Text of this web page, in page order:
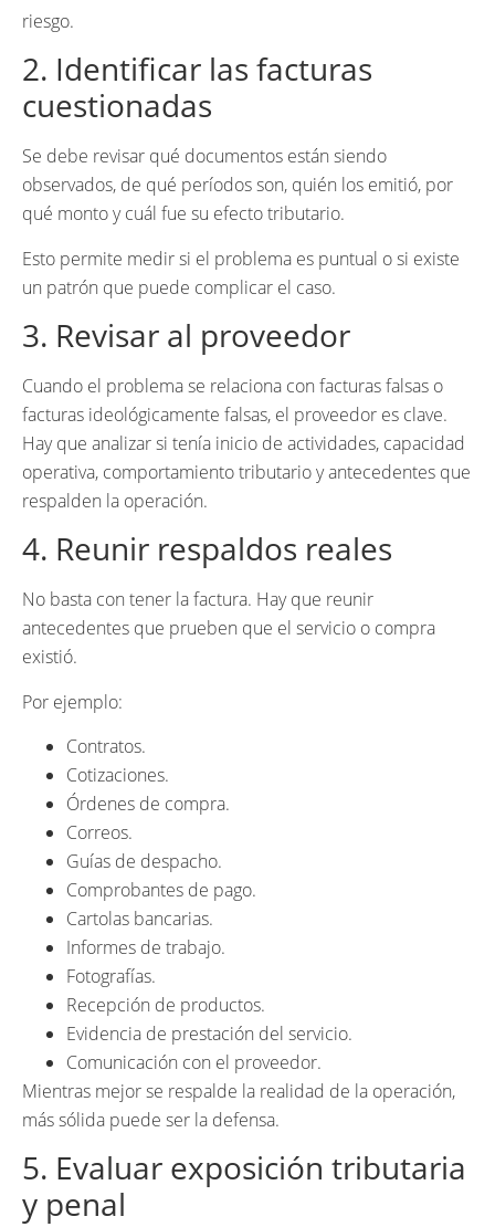
riesgo.
2. Identificar las facturas
cuestionadas
Se debe revisar qué documentos están siendo
observados, de qué períodos son, quién los emitió, por
qué monto y cuál fue su efecto tributario.
Esto permite medir si el problema es puntual o si existe
un patrón que puede complicar el caso.
3. Revisar al proveedor
Cuando el problema se relaciona con facturas falsas o
facturas ideológicamente falsas, el proveedor es clave.
Hay que analizar si tenía inicio de actividades, capacidad
operativa, comportamiento tributario y antecedentes que
respalden la operación.
4. Reunir respaldos reales
No basta con tener la factura. Hay que reunir
antecedentes que prueben que el servicio o compra
existió.
Por ejemplo:
Contratos.
Cotizaciones.
Órdenes de compra.
Correos.
Guías de despacho.
Comprobantes de pago.
Cartolas bancarias.
Informes de trabajo.
Fotografías.
Recepción de productos.
Evidencia de prestación del servicio.
Comunicación con el proveedor.
Mientras mejor se respalde la realidad de la operación,
más sólida puede ser la defensa.
5. Evaluar exposición tributaria
y penal